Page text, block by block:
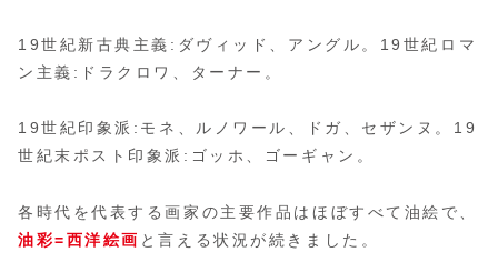
19世紀新古典主義:ダヴィッド、アングル。19世紀ロマ
ン主義:ドラクロワ、ターナー。
19世紀印象派:モネ、ルノワール、ドガ、セザンヌ。19
世紀末ポスト印象派:ゴッホ、ゴーギャン。
各時代を代表する画家の主要作品はほぼすべて油絵で、
油彩=西洋絵画 と言える状況が続きました。